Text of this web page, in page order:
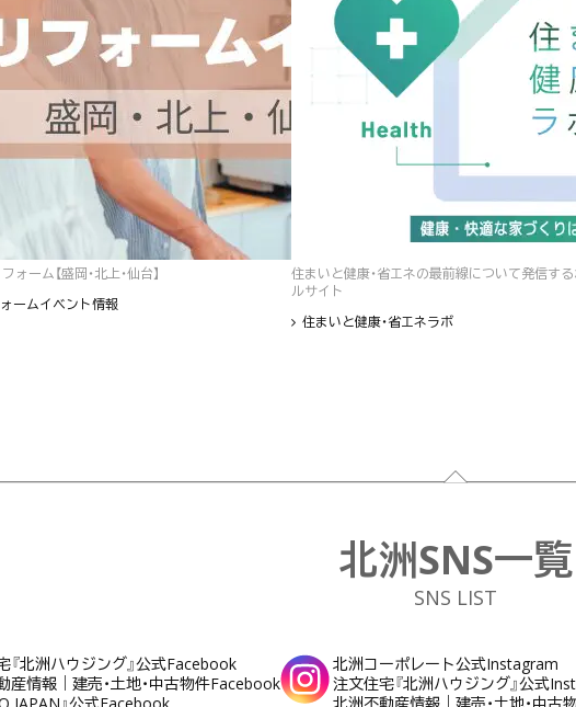
ォーム【盛岡・北上・仙台】
ームイベント情報
住まいと健康・省エネの最前線について発信す
ルサイト
住まいと健康・省エネラボ
北洲SNS一覧
SNS LIST
『北洲ハウジング』公式Facebook
産情報｜建売・土地・中古物件Facebook
北洲コーポレート公式Instagram
注文住宅『北洲ハウジング』公式